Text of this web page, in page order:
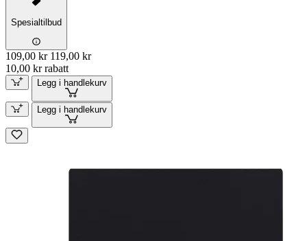
Spesialtilbud
109,00 kr 119,00 kr
10,00 kr rabatt
Legg i handlekurv
Legg i handlekurv